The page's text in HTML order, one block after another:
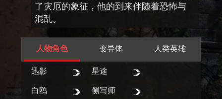
了灾厄的象征，他的到来伴随着恐怖与
混乱。
人物角色 变异体 人类英雄
迅影 星途
白鸥 侧写师